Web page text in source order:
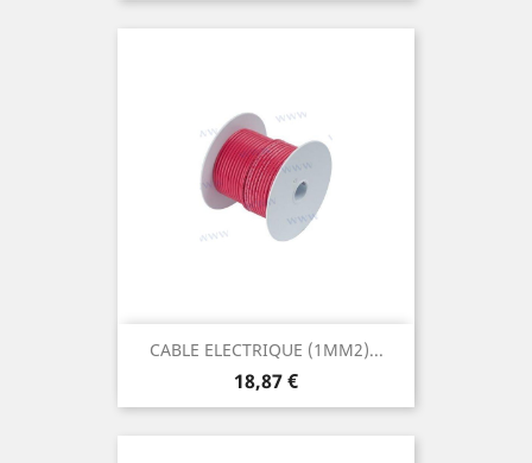
CABLE ELECTRIQUE (1MM2)...
Prix
18,87 €